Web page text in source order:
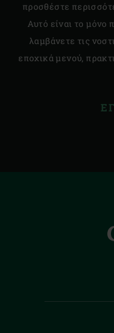
προσθέστε
Αυτό είναι το μόνο
λαμβάνετε τις
εποχικά μενού,